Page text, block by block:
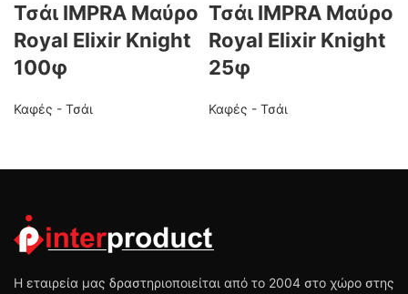
Τσάι IMPRA Μαύρο
Royal Elixir Knight
100φ
Καφές - Τσάι
Τσάι IMPRA Μαύρο
Royal Elixir Knight
25φ
Καφές - Τσάι
Η εταιρεία μας δραστηριοποιείται από το 2004 στο χώρο στης